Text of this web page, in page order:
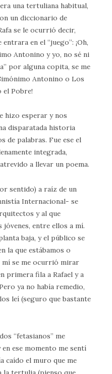
una tertuliana habitual,
un diccionario de
se le ocurrió decir,
en el “juego”: ¡Oh,
Antonino y yo, no sé ni
por alguna copita, se me
Antonino o Los
el Pobre!
hizo esperar y nos
disparatada historia
de palabras. Fue ese el
integrada,
a llevar un poema.
sentido) a raíz de un
Internacional- se
y al que
entre ellos a mí.
baja, y el público se
la que estábamos o
mí se me ocurrió mirar
primera fila a Rafael y a
ya no había remedio,
leí (seguro que bastante
“fetasianos” me
ese momento me sentí
caído el muro que me